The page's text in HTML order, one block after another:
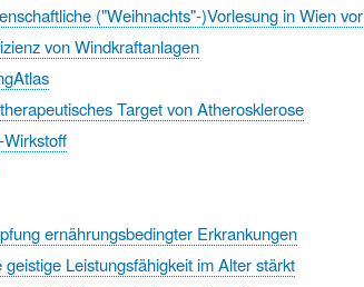
("Weihnachts"-)Vorlesung in Wien
von Windkraftanlagen
Target von Atherosklerose
ernährungsbedingter Erkrankungen
Leistungsfähigkeit im Alter stärkt